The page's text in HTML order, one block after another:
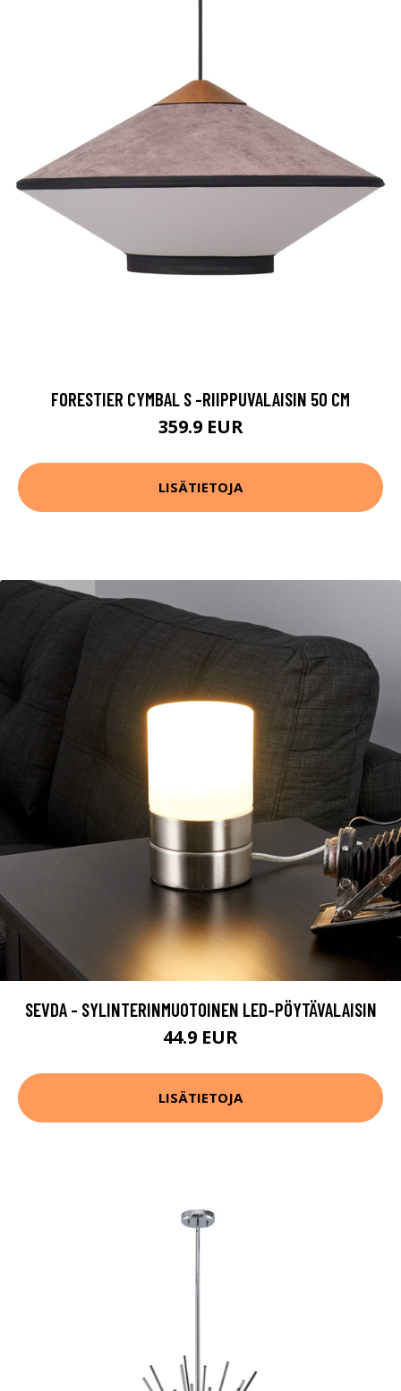
FORESTIER CYMBAL S -RIIPPUVALAISIN 50 CM
359.9 EUR
LISÄTIETOJA
SEVDA - SYLINTERINMUOTOINEN LED-PÖYTÄVALAISIN
44.9 EUR
LISÄTIETOJA